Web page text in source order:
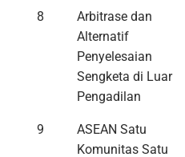
8
Arbitrase dan
Alternatif
Penyelesaian
Sengketa di Luar
Pengadilan
9
ASEAN Satu
Komunitas Satu